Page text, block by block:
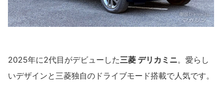
2025年に2代目がデビューした三菱 デリカミニ。愛らし
いデザインと三菱独自のドライブモード搭載で人気です。